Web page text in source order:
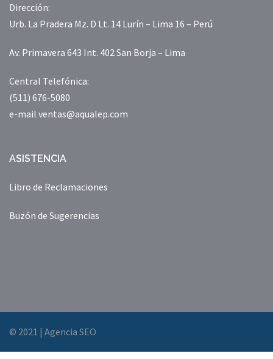
Dirección:
Urb. La Pradera Mz. D Lt. 14 Lurín – Lima 16 – Perú
Av. Primavera 643 Int. 402 San Borja – Lima
Central Telefónica:
(511) 676-5080
e-mail ventas@aqualep.com
ASISTENCIA
Libro de Reclamaciones
Buzón de Sugerencias
© 2021 | Agencia SEO